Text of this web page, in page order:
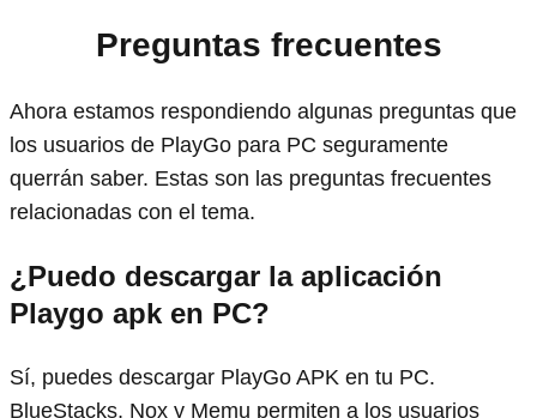
Preguntas frecuentes
Ahora estamos respondiendo algunas preguntas que
los usuarios de PlayGo para PC seguramente
querrán saber. Estas son las preguntas frecuentes
relacionadas con el tema.
¿Puedo descargar la aplicación
Playgo apk en PC?
Sí, puedes descargar PlayGo APK en tu PC.
BlueStacks, Nox y Memu permiten a los usuarios